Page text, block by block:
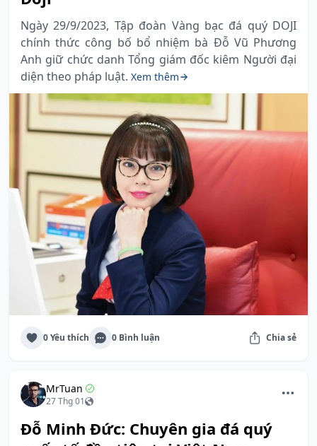
Ngày 29/9/2023, Tập đoàn Vàng bạc đá quý DOJI
chính thức công bố bổ nhiệm bà Đỗ Vũ Phương
Anh giữ chức danh Tổng giám đốc kiêm Người đại
diện theo pháp luật. Xem thêm
0 Yêu thích 0 Bình luận Chia sẻ
MrTuan
27 Thg 01
Đỗ Minh Đức: Chuyên gia đá quý